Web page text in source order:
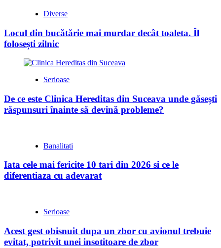
Diverse
Locul din bucătărie mai murdar decât toaleta. Îl
folosești zilnic
Serioase
De ce este Clinica Hereditas din Suceava unde găsești
răspunsuri înainte să devină probleme?
Banalitati
Iata cele mai fericite 10 tari din 2026 si ce le
diferentiaza cu adevarat
Serioase
Acest gest obisnuit dupa un zbor cu avionul trebuie
evitat, potrivit unei insotitoare de zbor